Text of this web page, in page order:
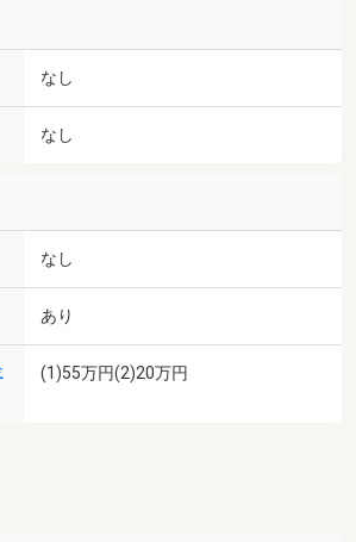
なし
なし
なし
あり
(1)55万円(2)20万円